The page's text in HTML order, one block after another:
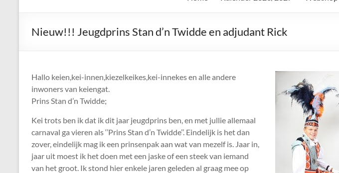
Keien
Carnavalsvereniging
De
Keien
Nieuw!!! Jeugdprins Stan d’n Twidde en adjudant Rick
Hallo keien,kei-innen,kiezelkeikes,kei-innekes en alle andere
inwoners van keiengat.
Prins Stan d’n Twidde;
Kei trots ben ik dat ik dit jaar jeugdprins ben, en met jullie allemaal
carnaval ga vieren als ‘’Prins Stan d’n Twidde’’. Eindelijk is het dan
zover, eindelijk mag ik een prinsenpak aan wat van mezelf is. Jaar in,
jaar uit moest ik het doen met een jaske of een steek van iemand
van het groot. Ik stond hier enkele jaren geleden al graag mee op